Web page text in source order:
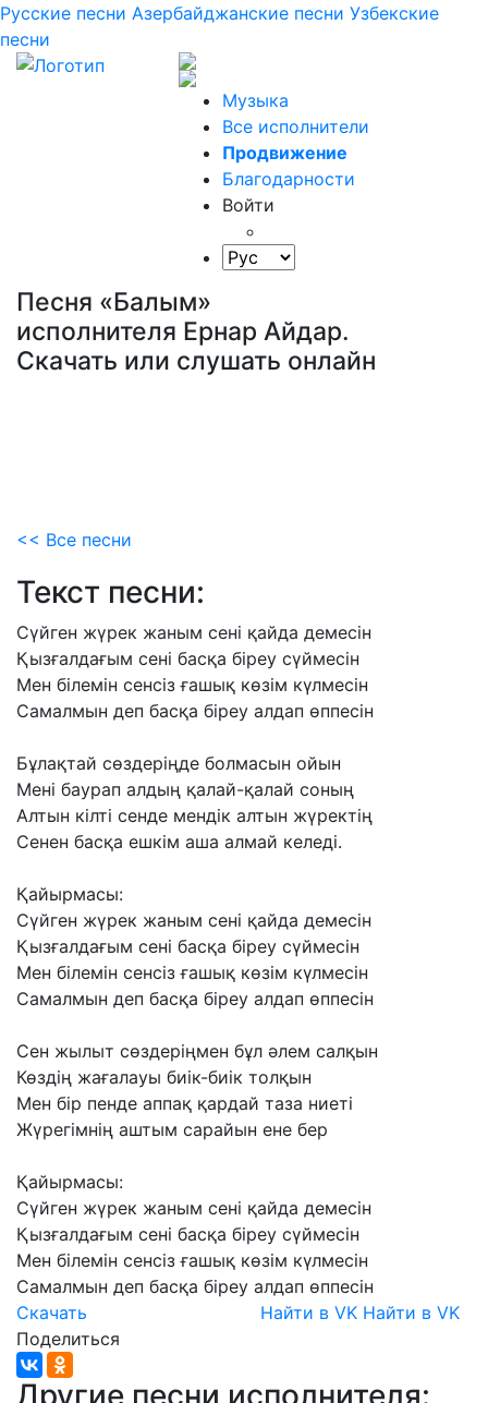
Русские песни Азербайджанские песни Узбекские
песни
Музыка
Все исполнители
Продвижение
Благодарности
Войти
Песня «Балым»
исполнителя Ернар Айдар.
Скачать или слушать онлайн
<< Все песни
Текст песни:
Сүйген жүрек жаным сені қайда демесін
Қызғалдағым сені басқа біреу сүймесін
Мен білемін сенсіз ғашық көзім күлмесін
Самалмын деп басқа біреу алдап өппесін
Бұлақтай сөздеріңде болмасын ойын
Мені баурап алдың қалай-қалай соның
Алтын кілті сенде мендік алтын жүректің
Сенен басқа ешкім аша алмай келеді.
Қайырмасы:
Сүйген жүрек жаным сені қайда демесін
Қызғалдағым сені басқа біреу сүймесін
Мен білемін сенсіз ғашық көзім күлмесін
Самалмын деп басқа біреу алдап өппесін
Сен жылыт сөздеріңмен бұл әлем салқын
Көздің жағалауы биік-биік толқын
Мен бір пенде аппақ қардай таза ниеті
Жүрегімнің аштым сарайын ене бер
Қайырмасы:
Сүйген жүрек жаным сені қайда демесін
Қызғалдағым сені басқа біреу сүймесін
Мен білемін сенсіз ғашық көзім күлмесін
Самалмын деп басқа біреу алдап өппесін
Скачать
Найти в VK Найти в VK
Поделиться
Другие песни исполнителя: